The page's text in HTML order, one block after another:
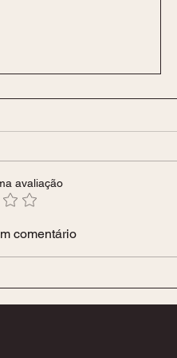
Nuru
avaliação
comentário